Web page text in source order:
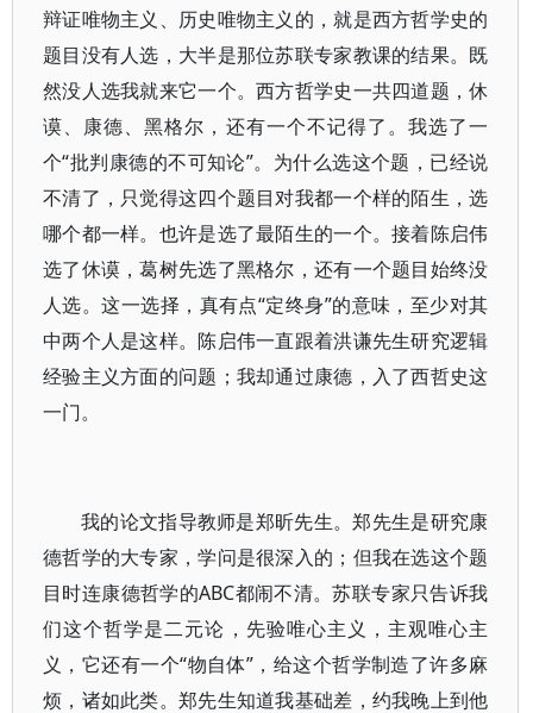
辩证唯物主义、历史唯物主义的，就是西方哲学史的
题目没有人选，大半是那位苏联专家教课的结果。既
然没人选我就来它一个。西方哲学史一共四道题，休
谟、康德、黑格尔，还有一个不记得了。我选了一
个“批判康德的不可知论”。为什么选这个题，已经说
不清了，只觉得这四个题目对我都一个样的陌生，选
哪个都一样。也许是选了最陌生的一个。接着陈启伟
选了休谟，葛树先选了黑格尔，还有一个题目始终没
人选。这一选择，真有点“定终身”的意味，至少对其
中两个人是这样。陈启伟一直跟着洪谦先生研究逻辑
经验主义方面的问题；我却通过康德，入了西哲史这
一门。
我的论文指导教师是郑昕先生。郑先生是研究康
德哲学的大专家，学问是很深入的；但我在选这个题
目时连康德哲学的ABC都闹不清。苏联专家只告诉我
们这个哲学是二元论，先验唯心主义，主观唯心主
义，它还有一个“物自体”，给这个哲学制造了许多麻
烦，诸如此类。郑先生知道我基础差，约我晚上到他